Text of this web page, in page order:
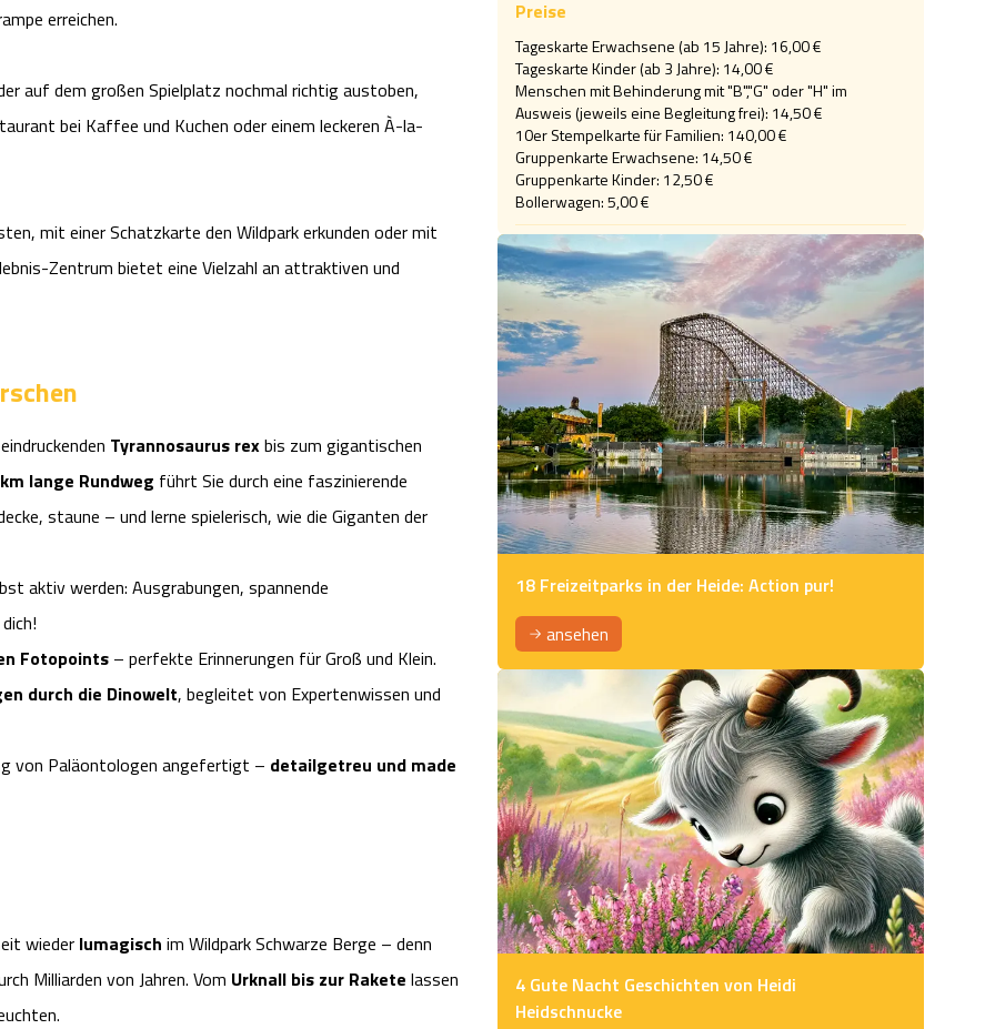
erreichen.
auf dem großen Spielplatz nochmal richtig austoben,
bei Kaffee und Kuchen oder einem leckeren À-la-
mit einer Schatzkarte den Wildpark erkunden oder mit
Zentrum bietet eine Vielzahl an attraktiven und
Tyrannosaurus rexbis zum gigantischen
lange Rundweg führt Sie durch eine faszinierende
staune – und lerne spielerisch, wie die Giganten der
aktiv werden: Ausgrabungen, spannende
Fotopoints – perfekte Erinnerungen für Groß und Klein.
durch die Dinowelt, begleitet von Expertenwissen und
von Paläontologen angefertigt – detailgetreu und made
wieder lumagisch im Wildpark Schwarze Berge – denn
Milliarden von Jahren. Vom Urknall bis zur Rakete lassen
Preise
Tageskarte Erwachsene (ab 15 Jahre): 16,00 €
Tageskarte Kinder (ab 3 Jahre): 14,00 €
Menschen mit Behinderung mit "B","G" oder "H" im
Ausweis (jeweils eine Begleitung frei): 14,50 €
10er Stempelkarte für Familien: 140,00 €
Gruppenkarte Erwachsene: 14,50 €
Gruppenkarte Kinder: 12,50 €
Bollerwagen: 5,00 €
18 Freizeitparks in der Heide: Action pur!
ansehen
4 Gute Nacht Geschichten von Heidi
Heidschnucke